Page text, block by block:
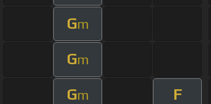
Gm
Gm
Gm F